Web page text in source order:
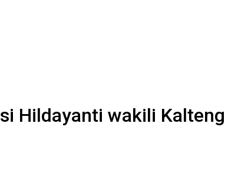
Hildayanti wakili Kalteng